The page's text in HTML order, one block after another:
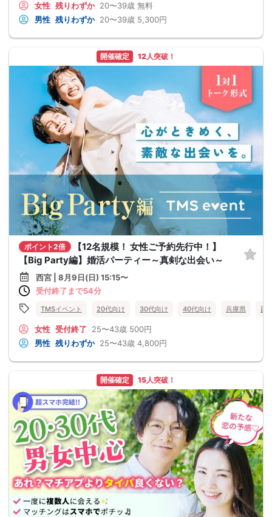
女性 残りわずか 20〜39歳 無料
男性 残りわずか 20〜39歳 5,300円
開催確定 12人突破！
ポイント2倍
【12名規模！ 女性ご予約先行中！】
【Big Party編】婚活パーティー～真剣な出会い～
西宮 | 8月9日(日) 15:15〜
受付終了まで54分
TMSイベント 20代向け 30代向け 40代向け 兵庫県 西
女性 受付終了 25〜43歳 500円
男性 残りわずか 25〜43歳 4,800円
開催確定 15人突破！